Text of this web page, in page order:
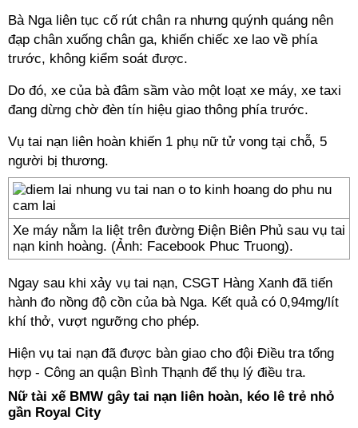
Bà Nga liên tục cố rút chân ra nhưng quýnh quáng nên
đạp chân xuống chân ga, khiến chiếc xe lao về phía
trước, không kiểm soát được.
Do đó, xe của bà đâm sầm vào một loạt xe máy, xe taxi
đang dừng chờ đèn tín hiệu giao thông phía trước.
Vụ tai nạn liên hoàn khiến 1 phụ nữ tử vong tại chỗ, 5
người bị thương.
Xe máy nằm la liệt trên đường Điện Biên Phủ sau vụ tai
nạn kinh hoàng. (Ảnh: Facebook Phuc Truong).
Ngay sau khi xảy vụ tai nạn, CSGT Hàng Xanh đã tiến
hành đo nồng độ cồn của bà Nga. Kết quả có 0,94mg/lít
khí thở, vượt ngưỡng cho phép.
Hiện vụ tai nạn đã được bàn giao cho đội Điều tra tổng
hợp - Công an quận Bình Thạnh để thụ lý điều tra.
Nữ tài xế BMW gây tai nạn liên hoàn, kéo lê trẻ nhỏ
gần Royal City